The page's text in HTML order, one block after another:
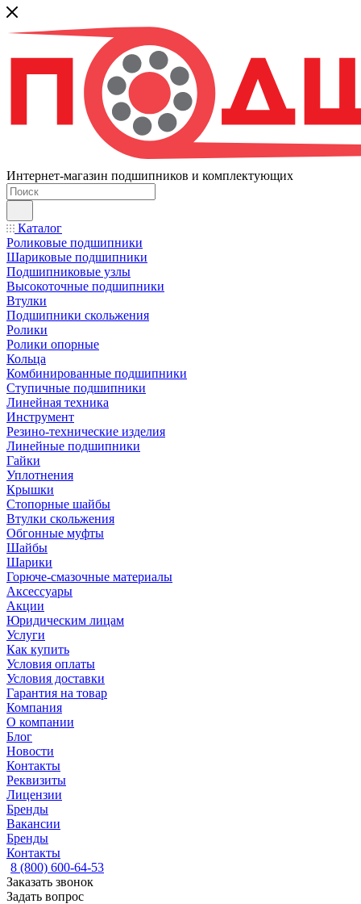
Интернет-магазин подшипников и комплектующих
Каталог
Роликовые подшипники
Шариковые подшипники
Подшипниковые узлы
Высокоточные подшипники
Втулки
Подшипники скольжения
Ролики
Ролики опорные
Кольца
Комбинированные подшипники
Ступичные подшипники
Линейная техника
Инструмент
Резино-технические изделия
Линейные подшипники
Гайки
Уплотнения
Крышки
Стопорные шайбы
Втулки скольжения
Обгонные муфты
Шайбы
Шарики
Горюче-смазочные материалы
Аксессуары
Акции
Юридическим лицам
Услуги
Как купить
Условия оплаты
Условия доставки
Гарантия на товар
Компания
О компании
Блог
Новости
Контакты
Реквизиты
Лицензии
Бренды
Вакансии
Бренды
Контакты
8 (800) 600-64-53
Заказать звонок
Задать вопрос